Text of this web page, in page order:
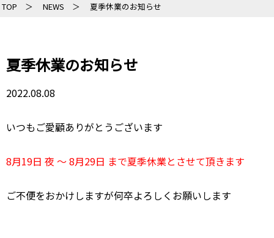
TOP ＞ NEWS ＞ 夏季休業のお知らせ
夏季休業のお知らせ
2022.08.08
いつもご愛顧ありがとうございます
8月19日 夜 〜 8月29日 まで夏季休業とさせて頂きます
ご不便をおかけしますが何卒よろしくお願いします